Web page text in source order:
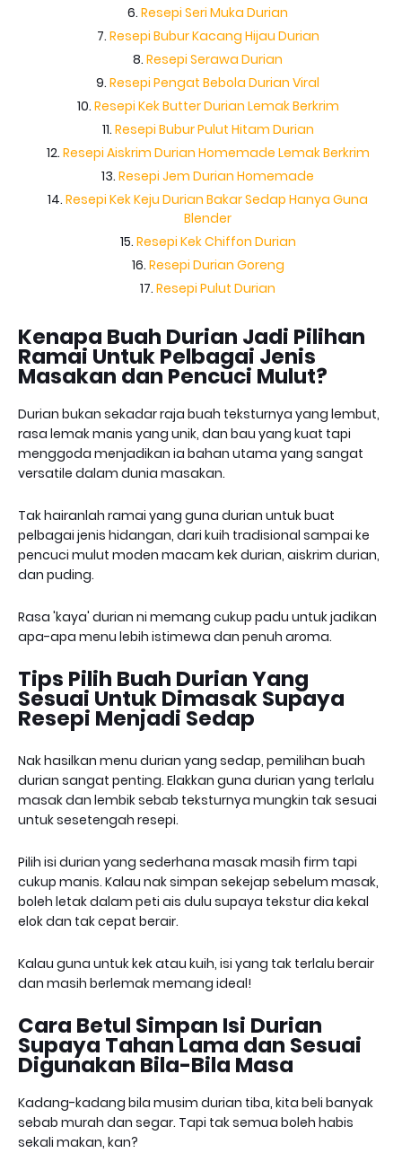
Resepi Seri Muka Durian
Resepi Bubur Kacang Hijau Durian
Resepi Serawa Durian
Resepi Pengat Bebola Durian Viral
Resepi Kek Butter Durian Lemak Berkrim
Resepi Bubur Pulut Hitam Durian
Resepi Aiskrim Durian Homemade Lemak Berkrim
Resepi Jem Durian Homemade
Resepi Kek Keju Durian Bakar Sedap Hanya Guna
Blender
Resepi Kek Chiffon Durian
Resepi Durian Goreng
Resepi Pulut Durian
Kenapa Buah Durian Jadi Pilihan
Ramai Untuk Pelbagai Jenis
Masakan dan Pencuci Mulut?
Durian bukan sekadar raja buah teksturnya yang lembut,
rasa lemak manis yang unik, dan bau yang kuat tapi
menggoda menjadikan ia bahan utama yang sangat
versatile dalam dunia masakan.
Tak hairanlah ramai yang guna durian untuk buat
pelbagai jenis hidangan, dari kuih tradisional sampai ke
pencuci mulut moden macam kek durian, aiskrim durian,
dan puding.
Rasa 'kaya' durian ni memang cukup padu untuk jadikan
apa-apa menu lebih istimewa dan penuh aroma.
Tips Pilih Buah Durian Yang
Sesuai Untuk Dimasak Supaya
Resepi Menjadi Sedap
Nak hasilkan menu durian yang sedap, pemilihan buah
durian sangat penting. Elakkan guna durian yang terlalu
masak dan lembik sebab teksturnya mungkin tak sesuai
untuk sesetengah resepi.
Pilih isi durian yang sederhana masak masih firm tapi
cukup manis. Kalau nak simpan sekejap sebelum masak,
boleh letak dalam peti ais dulu supaya tekstur dia kekal
elok dan tak cepat berair.
Kalau guna untuk kek atau kuih, isi yang tak terlalu berair
dan masih berlemak memang ideal!
Cara Betul Simpan Isi Durian
Supaya Tahan Lama dan Sesuai
Digunakan Bila-Bila Masa
Kadang-kadang bila musim durian tiba, kita beli banyak
sebab murah dan segar. Tapi tak semua boleh habis
sekali makan, kan?